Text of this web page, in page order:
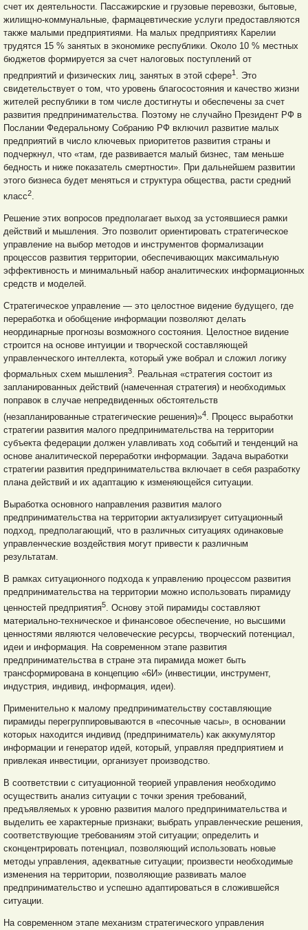
счет их деятельности. Пассажирские и грузовые перевозки, бытовые,
жилищно-коммунальные, фармацевтические услуги предоставляются
также малыми предприятиями. На малых предприятиях Карелии
трудятся 15 % занятых в экономике республики. Около 10 % местных
бюджетов формируется за счет налоговых поступлений от
предприятий и физических лиц, занятых в этой сфере1
. Это
свидетельствует о том, что уровень благосостояния и качество жизни
жителей республики в том числе достигнуты и обеспечены за счет
развития предпринимательства. Поэтому не случайно Президент РФ в
Послании Федеральному Собранию РФ включил развитие малых
предприятий в число ключевых приоритетов развития страны и
подчеркнул, что «там, где развивается малый бизнес, там меньше
бедность и ниже показатель смертности». При дальнейшем развитии
этого бизнеса будет меняться и структура общества, расти средний
класс2.
Решение этих вопросов предполагает выход за устоявшиеся рамки
действий и мышления. Это позволит ориентировать стратегическое
управление на выбор методов и инструментов формализации
процессов развития территории, обеспечивающих максимальную
эффективность и минимальный набор аналитических информационных
средств и моделей.
Стратегическое управление — это целостное видение будущего, где
переработка и обобщение информации позволяют делать
неординарные прогнозы возможного состояния. Целостное видение
строится на основе интуиции и творческой составляющей
управленческого интеллекта, который уже вобрал и сложил логику
формальных схем мышления3. Реальная «стратегия состоит из
запланированных действий (намеченная стратегия) и необходимых
поправок в случае непредвиденных обстоятельств
(незапланированные стратегические решения)»4
. Процесс выработки
стратегии развития малого предпринимательства на территории
субъекта федерации должен улавливать ход событий и тенденций на
основе аналитической переработки информации. Задача выработки
стратегии развития предпринимательства включает в себя разработку
плана действий и их адаптацию к изменяющейся ситуации.
Выработка основного направления развития малого
предпринимательства на территории актуализирует ситуационный
подход, предполагающий, что в различных ситуациях одинаковые
управленческие воздействия могут привести к различным
результатам.
В рамках ситуационного подхода к управлению процессом развития
предпринимательства на территории можно использовать пирамиду
ценностей предприятия5. Основу этой пирамиды составляют
материально-техническое и финансовое обеспечение, но высшими
ценностями являются человеческие ресурсы, творческий потенциал,
идеи и информация. На современном этапе развития
предпринимательства в стране эта пирамида может быть
трансформирована в концепцию «6И» (инвестиции, инструмент,
индустрия, индивид, информация, идеи).
Применительно к малому предпринимательству составляющие
пирамиды перегруппировываются в «песочные часы», в основании
которых находится индивид (предприниматель) как аккумулятор
информации и генератор идей, который, управляя предприятием и
привлекая инвестиции, организует производство.
В соответствии с ситуационной теорией управления необходимо
осуществить анализ ситуации с точки зрения требований,
предъявляемых к уровню развития малого предпринимательства и
выделить ее характерные признаки; выбрать управленческие решения,
соответствующие требованиям этой ситуации; определить и
сконцентрировать потенциал, позволяющий использовать новые
методы управления, адекватные ситуации; произвести необходимые
изменения на территории, позволяющие развивать малое
предпринимательство и успешно адаптироваться в сложившейся
ситуации.
На современном этапе механизм стратегического управления